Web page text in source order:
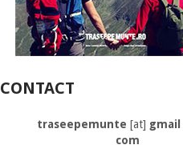
CONTACT
traseepemunte [at] gmail
com